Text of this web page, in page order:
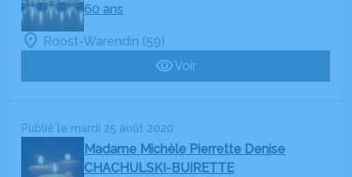
60 ans
Roost-Warendin (59)
Voir
Publié le mardi 25 août 2020
Madame Michèle Pierrette Denise
CHACHULSKI-BUIRETTE